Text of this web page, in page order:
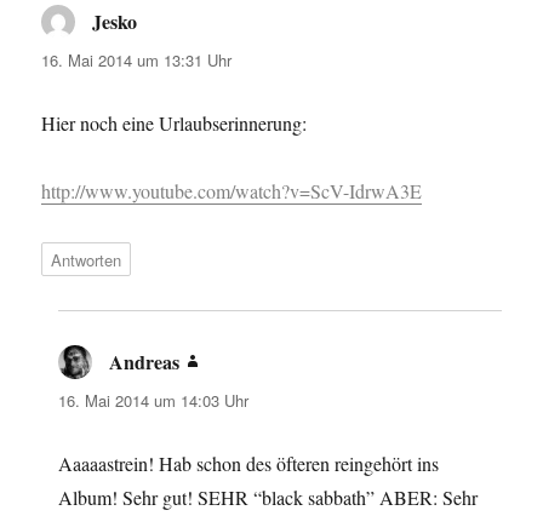
Jesko
16. Mai 2014 um 13:31 Uhr
Hier noch eine Urlaubserinnerung:
http://www.youtube.com/watch?v=ScV-IdrwA3E
Antworten
Andreas
16. Mai 2014 um 14:03 Uhr
Aaaaastrein! Hab schon des öfteren reingehört ins
Album! Sehr gut! SEHR “black sabbath” ABER: Sehr